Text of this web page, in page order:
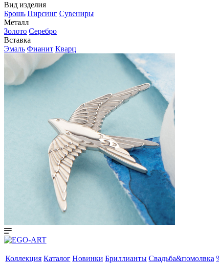
Вид изделия
Брошь Пирсинг Сувениры
Металл
Золото Серебро
Вставка
Эмаль Фианит Кварц
Коллекция Каталог Новинки Бриллианты Свадьба&помолвка